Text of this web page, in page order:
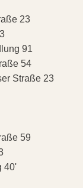
23
91
54
Straße 23
59
40'